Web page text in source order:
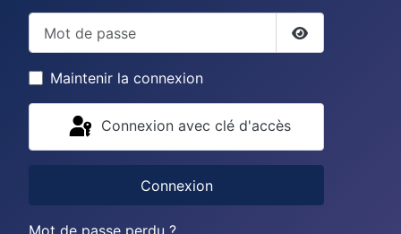
Afficher le
Maintenir la connexion
Connexion avec clé d'accès
Connexion